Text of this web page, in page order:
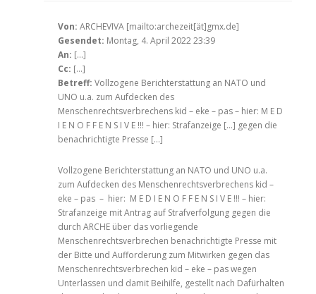
Von: ARCHEVIVA [mailto:archezeit[ät]gmx.de]
Gesendet: Montag, 4. April 2022 23:39
An: […]
Cc: […]
Betreff: Vollzogene Berichterstattung an NATO und
UNO u.a. zum Aufdecken des
Menschenrechtsverbrechens kid – eke – pas – hier: M E D
I E N O F F E N S I V E !!! – hier: Strafanzeige […] gegen die
benachrichtigte Presse […]
Vollzogene Berichterstattung an NATO und UNO u.a.
zum Aufdecken des Menschenrechtsverbrechens kid –
eke – pas – hier: M E D I E N O F F E N S I V E !!! – hier:
Strafanzeige mit Antrag auf Strafverfolgung gegen die
durch ARCHE über das vorliegende
Menschenrechtsverbrechen benachrichtigte Presse mit
der Bitte und Aufforderung zum Mitwirken gegen das
Menschenrechtsverbrechen kid – eke – pas wegen
Unterlassen und damit Beihilfe, gestellt nach Dafürhalten